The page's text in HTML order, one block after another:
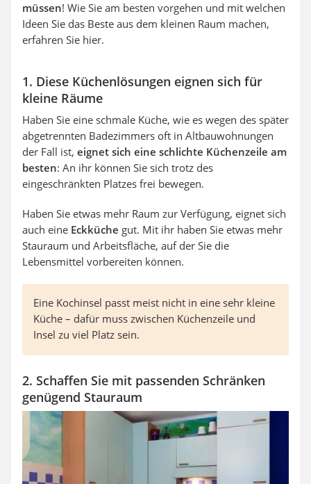
müssen! Wie Sie am besten vorgehen und mit welchen
Ideen Sie das Beste aus dem kleinen Raum machen,
erfahren Sie hier.
1. Diese Küchenlösungen eignen sich für
kleine Räume
Haben Sie eine schmale Küche, wie es wegen des später
abgetrennten Badezimmers oft in Altbauwohnungen
der Fall ist, eignet sich eine schlichte Küchenzeile am
besten: An ihr können Sie sich trotz des
eingeschränkten Platzes frei bewegen.
Haben Sie etwas mehr Raum zur Verfügung, eignet sich
auch eine Eckküche gut. Mit ihr haben Sie etwas mehr
Stauraum und Arbeitsfläche, auf der Sie die
Lebensmittel vorbereiten können.
Eine Kochinsel passt meist nicht in eine sehr kleine
Küche – dafür muss zwischen Küchenzeile und
Insel zu viel Platz sein.
2. Schaffen Sie mit passenden Schränken
genügend Stauraum